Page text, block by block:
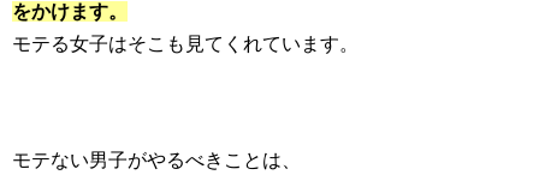
をかけます。
モテる女子はそこも見てくれています。
モテない男子がやるべきことは、